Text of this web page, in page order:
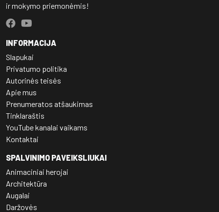
ir mokymo priemonėmis!
INFORMACIJA
Slapukai
Privatumo politika
Autorinės teisės
Apie mus
Prenumeratos atšaukimas
Tinklaraštis
YouTube kanalai vaikams
Kontaktai
SPALVINIMO PAVEIKSLIUKAI
Animaciniai herojai
Architektūra
Augalai
Daržovės